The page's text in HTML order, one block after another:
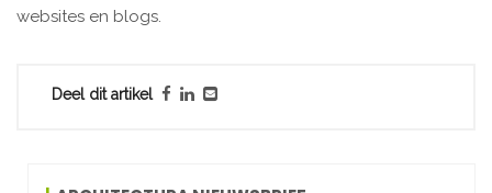
websites en blogs.
Deel dit artikel